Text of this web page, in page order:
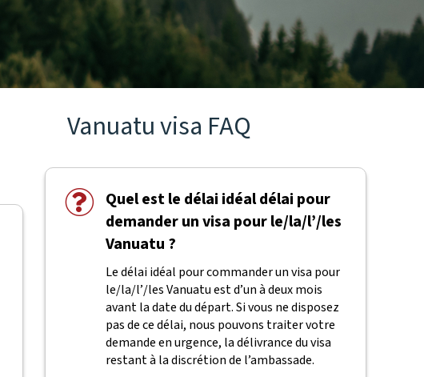
Vanuatu visa FAQ
Quel est le délai idéal délai pour
demander un visa pour le/la/l’/les
Vanuatu ?
Le délai idéal pour commander un visa pour
le/la/l’/les Vanuatu est d’un à deux mois
avant la date du départ. Si vous ne disposez
pas de ce délai, nous pouvons traiter votre
demande en urgence, la délivrance du visa
restant à la discrétion de l’ambassade.